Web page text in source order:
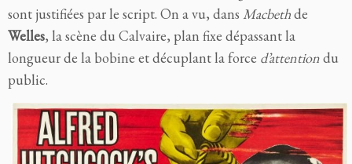
sont justifiées par le script. On a vu, dans Macbethde
Welles, la scène du Calvaire, plan fixe dépassant la
longueur de la bobine et décuplant la force d’attentiondu
public.